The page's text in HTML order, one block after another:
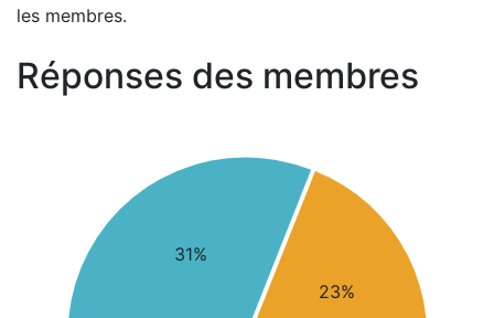
les membres.
Réponses des membres
31%
23%